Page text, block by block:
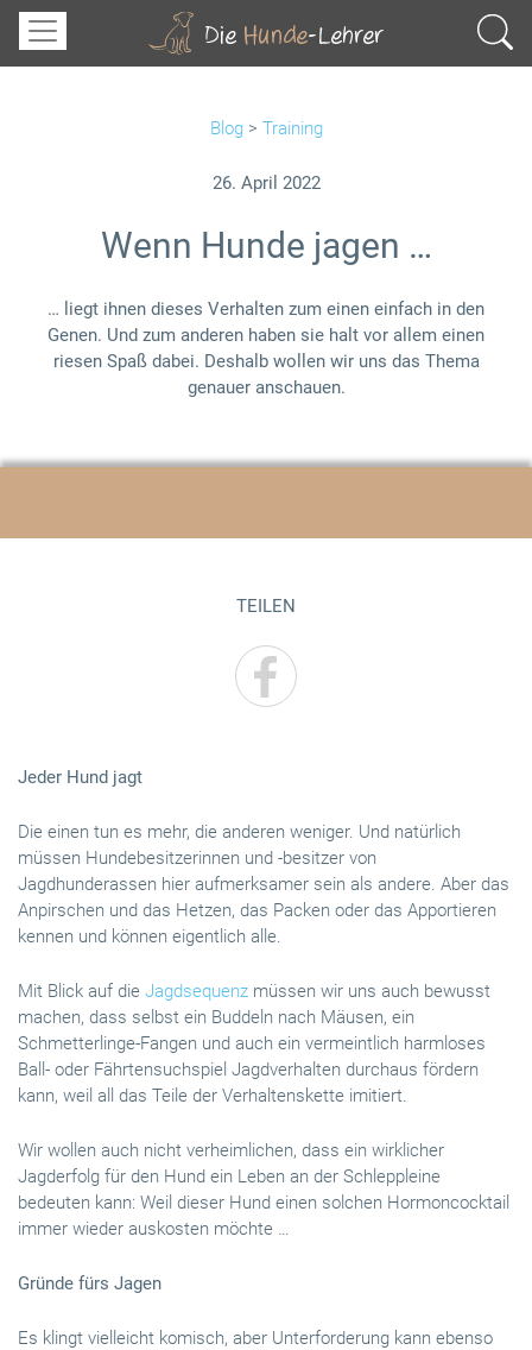
Blog> Training
26. April 2022
Wenn Hunde jagen …
… liegt ihnen dieses Verhalten zum einen einfach in den
Genen. Und zum anderen haben sie halt vor allem einen
riesen Spaß dabei. Deshalb wollen wir uns das Thema
genauer anschauen.
Jeder Hund jagt
Die einen tun es mehr, die anderen weniger. Und natürlich
müssen Hundebesitzerinnen und -besitzer von
Jagdhunderassen hier aufmerksamer sein als andere. Aber das
Anpirschen und das Hetzen, das Packen oder das Apportieren
kennen und können eigentlich alle.
Mit Blick auf die Jagdsequenz müssen wir uns auch bewusst
machen, dass selbst ein Buddeln nach Mäusen, ein
Schmetterlinge-Fangen und auch ein vermeintlich harmloses
Ball- oder Fährtensuchspiel Jagdverhalten durchaus fördern
kann, weil all das Teile der Verhaltenskette imitiert.
Wir wollen auch nicht verheimlichen, dass ein wirklicher
Jagderfolg für den Hund ein Leben an der Schleppleine
bedeuten kann: Weil dieser Hund einen solchen Hormoncocktail
immer wieder auskosten möchte …
Gründe fürs Jagen
Es klingt vielleicht komisch, aber Unterforderung kann ebenso
TEILEN